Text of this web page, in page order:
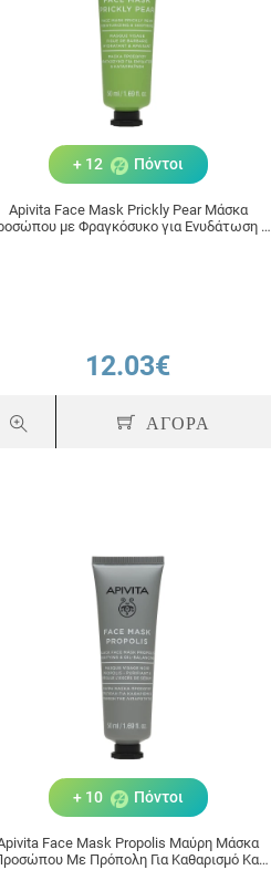
+ 12 Πόντοι
Apivita Face Mask Prickly Pear Μάσκα
με Φραγκόσυκο για Ενυδάτωση &
12.03€
ΑΓΟΡΑ
+ 10 Πόντοι
Face Mask Propolis Μαύρη Μάσκα
Με Πρόπολη Για Καθαρισμό Και